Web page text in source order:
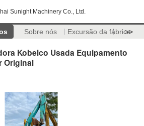
Sunight Machinery Co., Ltd.
Sobre nós Excursão da fábrica
>>
Kobelco Usada Equipamento
Original